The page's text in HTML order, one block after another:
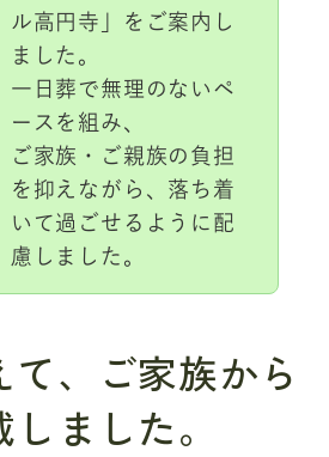
ル高円寺」をご案内し
ました。
一日葬で無理のないペ
ースを組み、
ご家族・ご親族の負担
を抑えながら、落ち着
いて過ごせるように配
慮しました。
、ご家族から
ました。